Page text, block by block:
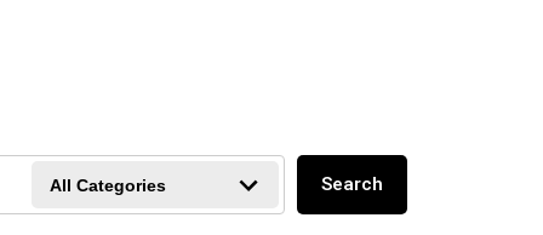
All Categories Search